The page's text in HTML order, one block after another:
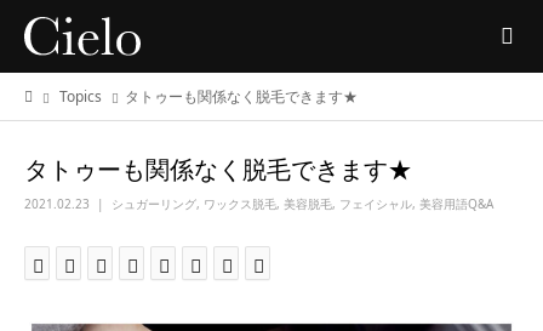
Topics タトゥーも関係なく脱毛できます★
タトゥーも関係なく脱毛できます★
2021.02.23 シュガーリング, ワックス脱毛, 美容脱毛, フェイシャル, 美容用語Q&A